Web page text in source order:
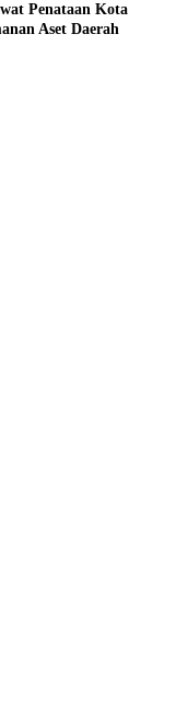
Penataan Kota
Aset Daerah